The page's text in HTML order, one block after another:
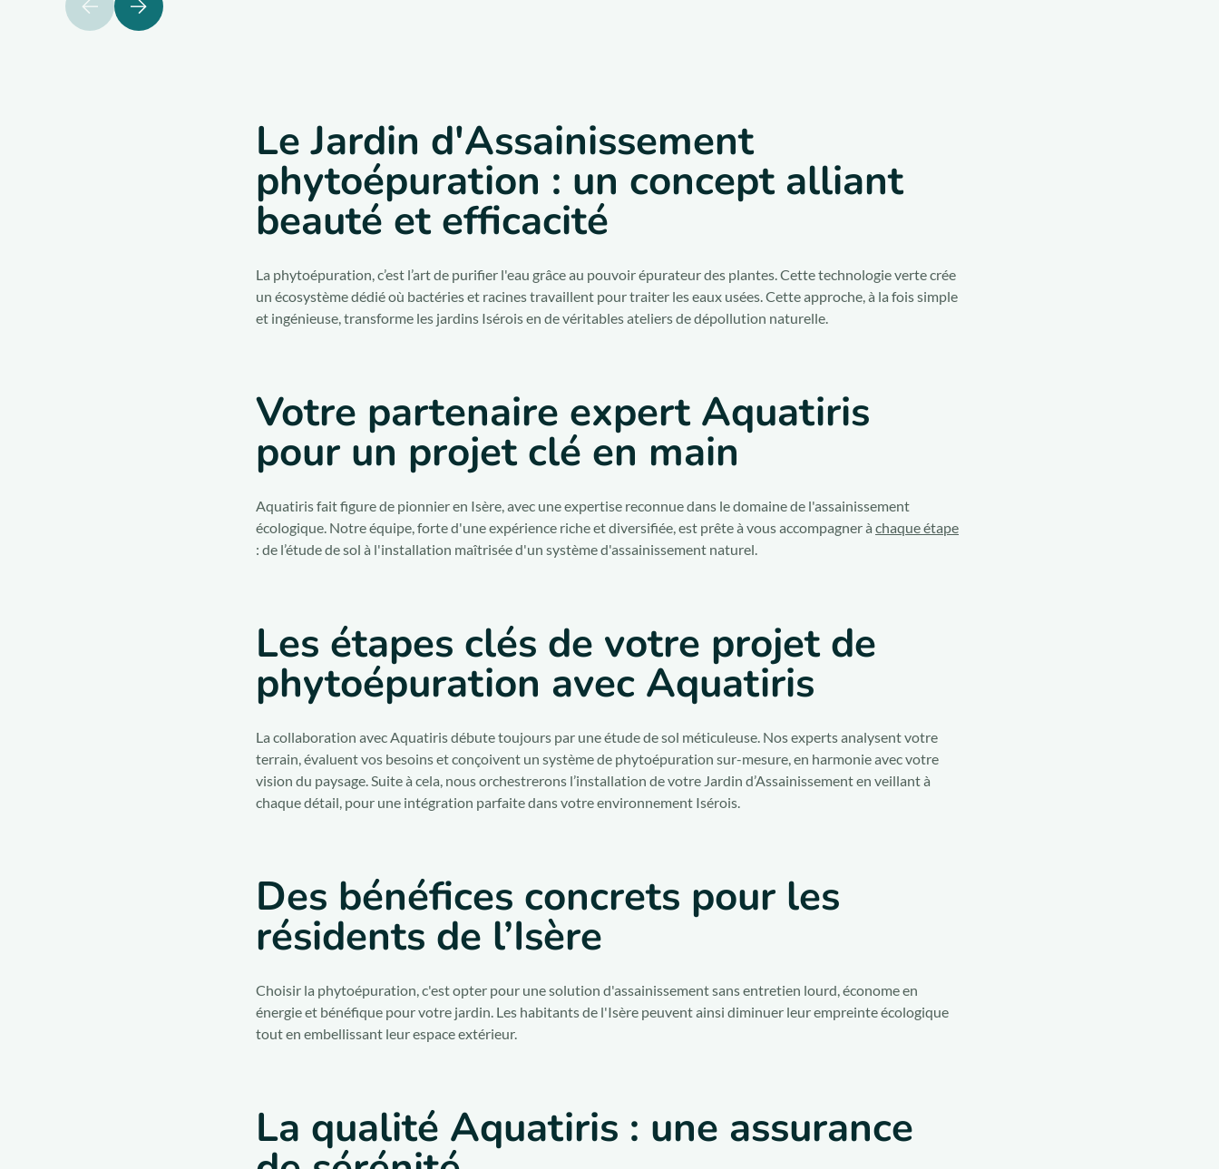
précédentsuivant
Le Jardin d'Assainissement
phytoépuration : un concept alliant
beauté et efficacité
La phytoépuration, c’est l’art de purifier l'eau grâce au pouvoir épurateur des plantes. Cette technologie verte crée
un écosystème dédié où bactéries et racines travaillent pour traiter les eaux usées. Cette approche, à la fois simple
et ingénieuse, transforme les jardins Isérois en de véritables ateliers de dépollution naturelle.
Votre partenaire expert Aquatiris
pour un projet clé en main
Aquatiris fait figure de pionnier en Isère, avec une expertise reconnue dans le domaine de l'assainissement
écologique. Notre équipe, forte d'une expérience riche et diversifiée, est prête à vous accompagner à chaque étape
: de l’étude de sol à l'installation maîtrisée d'un système d'assainissement naturel.
Les étapes clés de votre projet de
phytoépuration avec Aquatiris
La collaboration avec Aquatiris débute toujours par une étude de sol méticuleuse. Nos experts analysent votre
terrain, évaluent vos besoins et conçoivent un système de phytoépuration sur-mesure, en harmonie avec votre
vision du paysage. Suite à cela, nous orchestrerons l’installation de votre Jardin d’Assainissement en veillant à
chaque détail, pour une intégration parfaite dans votre environnement Isérois.
Des bénéfices concrets pour les
résidents de l’Isère
Choisir la phytoépuration, c'est opter pour une solution d'assainissement sans entretien lourd, économe en
énergie et bénéfique pour votre jardin. Les habitants de l'Isère peuvent ainsi diminuer leur empreinte écologique
tout en embellissant leur espace extérieur.
La qualité Aquatiris : une assurance